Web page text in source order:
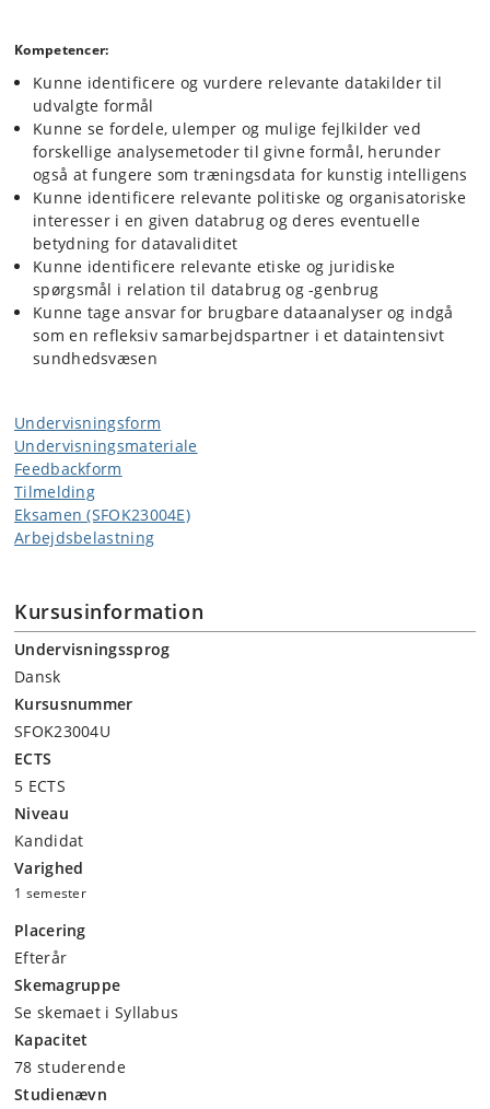
Kompetencer:
Kunne identificere og vurdere relevante datakilder til
udvalgte formål
Kunne se fordele, ulemper og mulige fejlkilder ved
forskellige analysemetoder til givne formål, herunder
også at fungere som træningsdata for kunstig intelligens
Kunne identificere relevante politiske og organisatoriske
interesser i en given databrug og deres eventuelle
betydning for datavaliditet
Kunne identificere relevante etiske og juridiske
spørgsmål i relation til databrug og -genbrug
Kunne tage ansvar for brugbare dataanalyser og indgå
som en refleksiv samarbejdspartner i et dataintensivt
sundhedsvæsen
Undervisningsform
Undervisningsmateriale
Feedbackform
Tilmelding
Eksamen (SFOK23004E)
Arbejdsbelastning
Kursusinformation
Undervisningssprog
Dansk
Kursusnummer
SFOK23004U
ECTS
5 ECTS
Niveau
Kandidat
Varighed
1 semester
Placering
Efterår
Skemagruppe
Se skemaet i Syllabus
Kapacitet
78 studerende
Studienævn